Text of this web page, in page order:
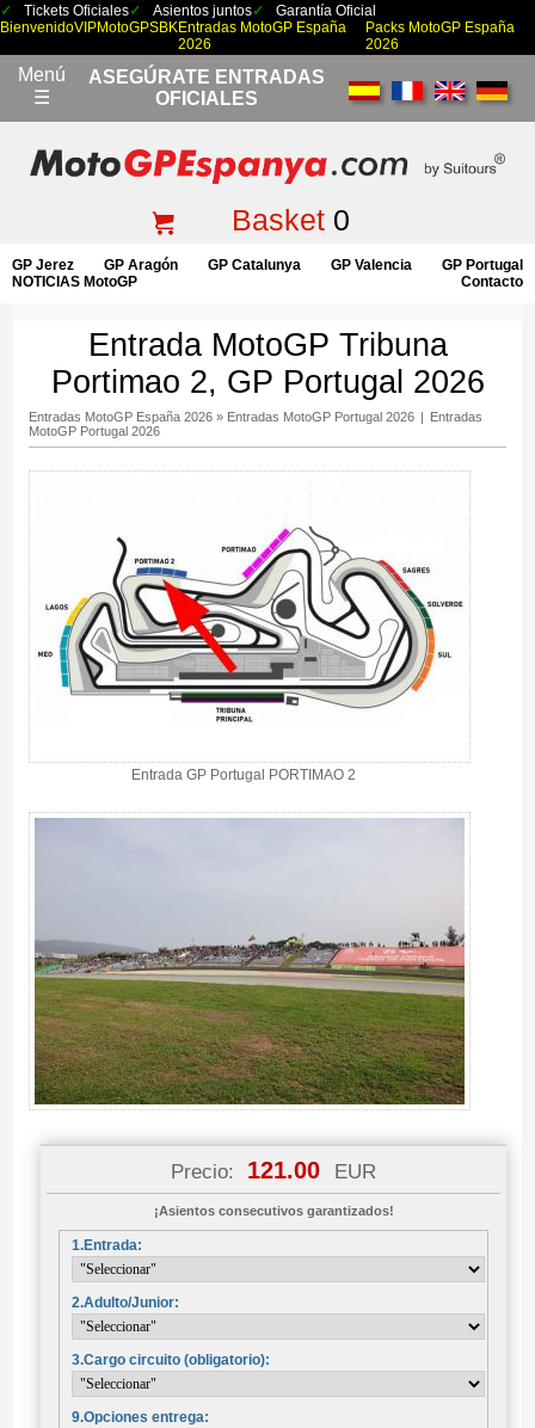
Tickets Oficiales Asientos juntos
Garantía Oficial
BienvenidoVIPMotoGPSBKEntradas MotoGP España
2026
Packs MotoGP España
2026
Menú
☰
ASEGÚRATE ENTRADAS
OFICIALES
Basket0
GP Jerez GP Aragón GP Catalunya GP Valencia
GP Portugal
NOTICIAS MotoGP
Contacto
Entrada MotoGP Tribuna
Portimao 2, GP Portugal 2026
Entradas MotoGP España 2026» Entradas MotoGP Portugal 2026 | Entradas
MotoGP Portugal 2026
Entrada GP Portugal PORTIMAO 2
Precio: 121.00 EUR
¡Asientos consecutivos garantizados!
1.Entrada:
2.Adulto/Junior:
3.Cargo circuito (obligatorio):
9.Opciones entrega: